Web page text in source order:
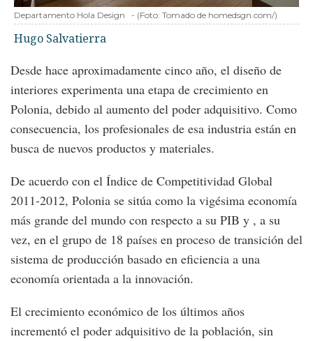
Departamento Hola Design - (Foto: Tomado de homedsgn.com/)
Hugo Salvatierra
Desde hace aproximadamente cinco año, el diseño de
interiores experimenta una etapa de crecimiento en
Polonia, debido al aumento del poder adquisitivo. Como
consecuencia, los profesionales de esa industria están en
busca de nuevos productos y materiales.
De acuerdo con el Índice de Competitividad Global
2011-2012, Polonia se sitúa como la vigésima economía
más grande del mundo con respecto a su PIB y , a su
vez, en el grupo de 18 países en proceso de transición del
sistema de producción basado en eficiencia a una
economía orientada a la innovación.
El crecimiento económico de los últimos años
incrementó el poder adquisitivo de la población, sin